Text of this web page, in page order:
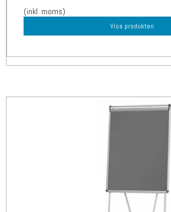
(inkl. moms)
Visa produkten